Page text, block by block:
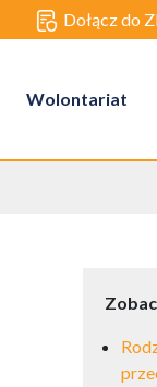
Dołącz do
Wolontariat